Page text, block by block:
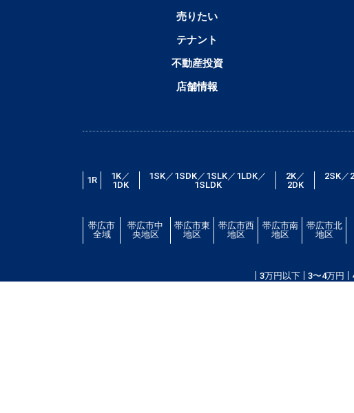
売りたい
テナント
不動産投資
店舗情報
1R
1K／
1DK
1SK／1SDK／1SLK／1LDK／
1SLDK
2K／
2DK
2SK／
帯広市
全域
帯広市中
央地区
帯広市東
地区
帯広市西
地区
帯広市南
地区
帯広市北
地区
3万円以下
3〜4万円